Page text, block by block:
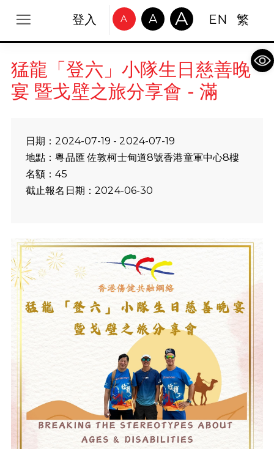
登入 A A A EN 繁
猛龍「登六」小隊生日慈善晚
宴 暨戈壁之旅分享會 - 滿
日期：2024-07-19 - 2024-07-19
地點：粵品匯 佐敦柯士甸道8號香港童軍中心8樓
名額：45
截止報名日期：2024-06-30